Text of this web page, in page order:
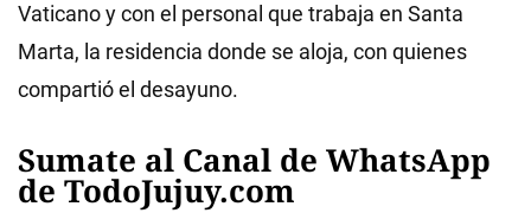
Vaticano y con el personal que trabaja en Santa
Marta, la residencia donde se aloja, con quienes
compartió el desayuno.
Sumate al Canal de WhatsApp
de TodoJujuy.com